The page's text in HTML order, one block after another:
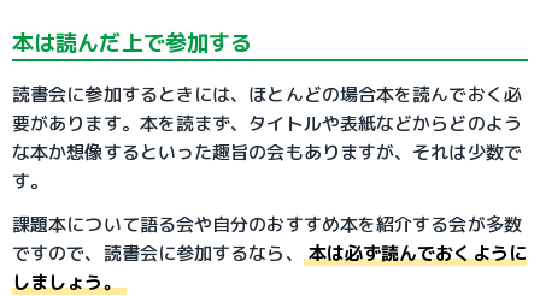
本は読んだ上で参加する
読書会に参加するときには、ほとんどの場合本を読んでおく必
要があります。本を読まず、タイトルや表紙などからどのよう
な本か想像するといった趣旨の会もありますが、それは少数で
す。
課題本について語る会や自分のおすすめ本を紹介する会が多数
ですので、読書会に参加するなら、
本は必ず読んでおくように
しましょう。